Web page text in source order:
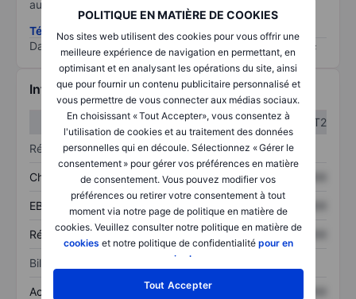
POLITIQUE EN MATIÈRE DE COOKIES
Nos sites web utilisent des cookies pour vous offrir une
meilleure expérience de navigation en permettant, en
optimisant et en analysant les opérations du site, ainsi
que pour fournir un contenu publicitaire personnalisé et
vous permettre de vous connecter aux médias sociaux.
En choisissant « Tout Accepter», vous consentez à
l'utilisation de cookies et au traitement des données
personnelles qui en découle. Sélectionnez « Gérer le
consentement » pour gérer vos préférences en matière
de consentement. Vous pouvez modifier vos
préférences ou retirer votre consentement à tout
moment via notre page de politique en matière de
cookies. Veuillez consulter notre politique en matière de
cookies et notre politique de confidentialité pour en
savoir plus
Tout Accepter
au risque le plus élevé).
Télécharger la méthodologie ESG (en anglais)
Data provided by
Informations financières
T1
T2
Résultats
Chiffre d’affaires XXXXXXX
EBITDA XXXXXXX XXXXXXX
Résultat net XXXXXXX XXXXXXX
Bilan
Actif total XXXXXXX